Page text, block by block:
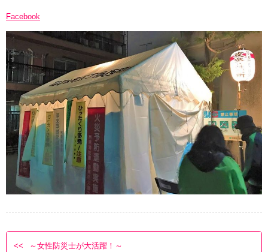
Facebook
～女性防災士が大活躍！～